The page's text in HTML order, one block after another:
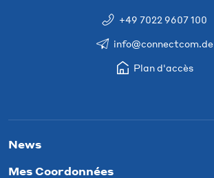
+49 7022 9607 100
info@connectcom.de
Plan d'accès
News
Mes Coordonnées